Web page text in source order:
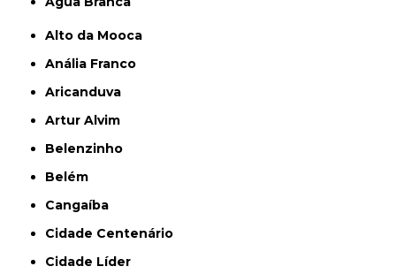
Alto da Mooca
Anália Franco
Aricanduva
Artur Alvim
Belenzinho
Belém
Cangaíba
Cidade Centenário
Cidade Líder